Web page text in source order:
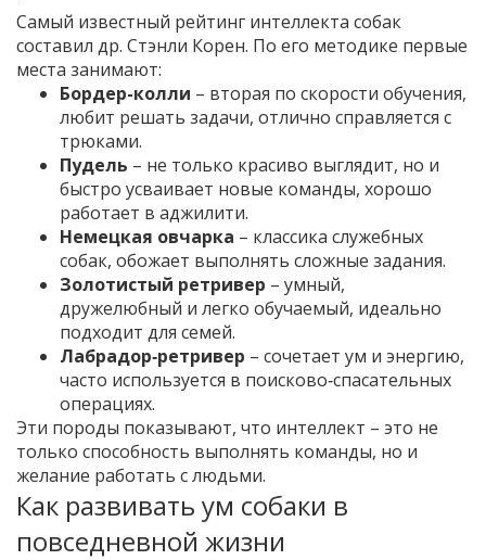
Самый известный рейтинг интеллекта собак
составил др. Стэнли Корен. По его методике первые
места занимают:
Бордер-колли – вторая по скорости обучения,
любит решать задачи, отлично справляется с
трюками.
Пудель – не только красиво выглядит, но и
быстро усваивает новые команды, хорошо
работает в аджилити.
Немецкая овчарка – классика служебных
собак, обожает выполнять сложные задания.
Золотистый ретривер – умный,
дружелюбный и легко обучаемый, идеально
подходит для семей.
Лабрадор‑ретривер – сочетает ум и энергию,
часто используется в поисково‑спасательных
операциях.
Эти породы показывают, что интеллект – это не
только способность выполнять команды, но и
желание работать с людьми.
Как развивать ум собаки в
повседневной жизни